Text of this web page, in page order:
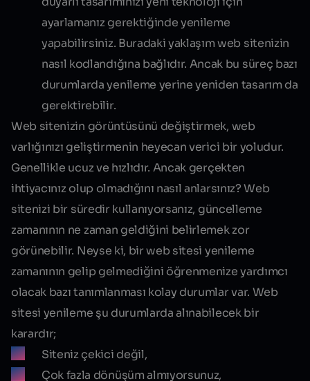
ayarlamanız gerektiğinde yenileme
yapabilirsiniz. Buradaki yaklaşım web sitenizin
nasıl kodlandığına bağlıdır. Ancak bu süreç bazı
durumlarda yenileme yerine yeniden tasarım da
gerektirebilir.
Web sitenizin görüntüsünü değiştirmek, web
varlığınızı geliştirmenin heyecan verici bir yoludur.
Genellikle ucuz ve hızlıdır. Ancak gerçekten
ihtiyacınız olup olmadığını nasıl anlarsınız? Web
sitenizi bir süredir kullanıyorsanız, güncelleme
zamanının ne zaman geldiğini belirlemek zor
görünebilir. Neyse ki, bir web sitesi yenileme
zamanının gelip gelmediğini öğrenmenize yardımcı
olacak bazı tanımlanması kolay durumlar var. Web
sitesi yenileme şu durumlarda alınabilecek bir
karardır;
Siteniz çekici değil,
Çok fazla dönüşüm almıyorsunuz,